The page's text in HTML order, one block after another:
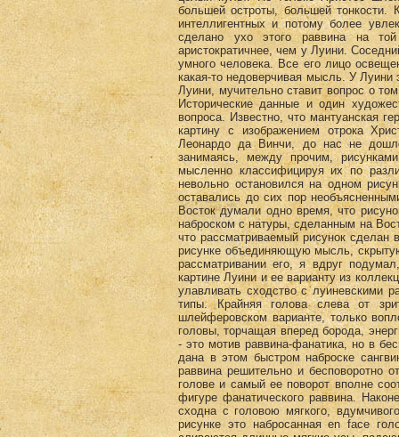
большей остроты, большей
интеллигентных и потому более
сделано ухо этого раввина на
аристократичнее, чем у Луини.
умного человека. Все его лицо
какая-то недоверчивая мысль. У
Луини, мучительно ставит вопрос о
Исторические данные и один
вопроса. Известно, что мантуанская
картину с изображением отрока
Леонардо да Винчи, до нас не
занимаясь, между прочим,
мысленно классифицируя их по
невольно остановился на одном
оставались до сих пор
Восток думали одно время, что
наброском с натуры, сделанным на
что рассматриваемый рисунок сделан
рисунке объединяющую мысль,
рассматривании его, я вдруг
картине Луини и ее варианту из
улавливать сходство с луиневскими
типы. Крайняя голова слева от
шлейферовском варианте, только
головы, торчащая вперед борода,
- это мотив раввина-фанатика, но в
дана в этом быстром наброске
раввина решительно и бесповоротно
голове и самый ее поворот вполне
фигуре фанатического раввина.
сходна с головою мягкого,
рисунке это набросанная en face